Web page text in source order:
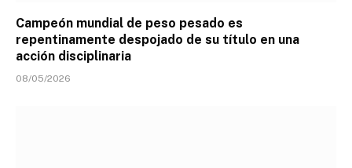
Campeón mundial de peso pesado es
repentinamente despojado de su título en una
acción disciplinaria
08/05/2026